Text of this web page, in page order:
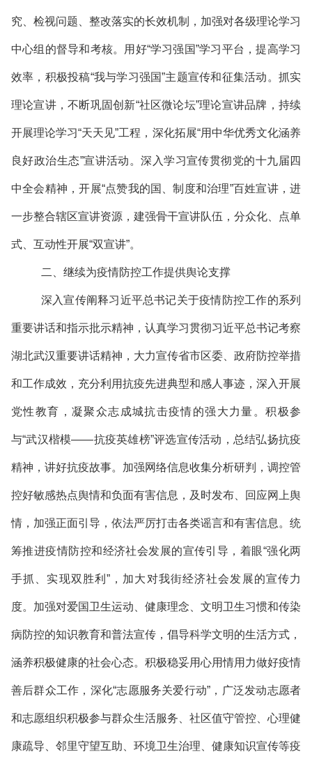
究、检视问题、整改落实的长效机制，加强对各级理论学习
中心组的督导和考核。用好“学习强国”学习平台，提高学习
效率，积极投稿“我与学习强国”主题宣传和征集活动。抓实
理论宣讲，不断巩固创新“社区微论坛”理论宣讲品牌，持续
开展理论学习“天天见”工程，深化拓展“用中华优秀文化涵养
良好政治生态”宣讲活动。深入学习宣传贯彻党的十九届四
中全会精神，开展“点赞我的国、制度和治理”百姓宣讲，进
一步整合辖区宣讲资源，建强骨干宣讲队伍，分众化、点单
式、互动性开展“双宣讲”。
二、继续为疫情防控工作提供舆论支撑
深入宣传阐释习近平总书记关于疫情防控工作的系列
重要讲话和指示批示精神，认真学习贯彻习近平总书记考察
湖北武汉重要讲话精神，大力宣传省市区委、政府防控举措
和工作成效，充分利用抗疫先进典型和感人事迹，深入开展
党性教育，凝聚众志成城抗击疫情的强大力量。积极参
与“武汉楷模——抗疫英雄榜”评选宣传活动，总结弘扬抗疫
精神，讲好抗疫故事。加强网络信息收集分析研判，调控管
控好敏感热点舆情和负面有害信息，及时发布、回应网上舆
情，加强正面引导，依法严厉打击各类谣言和有害信息。统
筹推进疫情防控和经济社会发展的宣传引导，着眼“强化两
手抓、实现双胜利”，加大对我街经济社会发展的宣传力
度。加强对爱国卫生运动、健康理念、文明卫生习惯和传染
病防控的知识教育和普法宣传，倡导科学文明的生活方式，
涵养积极健康的社会心态。积极稳妥用心用情用力做好疫情
善后群众工作，深化“志愿服务关爱行动”，广泛发动志愿者
和志愿组织积极参与群众生活服务、社区值守管控、心理健
康疏导、邻里守望互助、环境卫生治理、健康知识宣传等疫